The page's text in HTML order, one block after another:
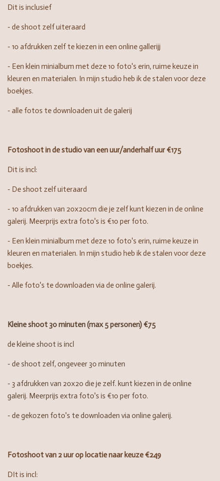
Dit is inclusief
- de shoot zelf uiteraard
- 10 afdrukken zelf te kiezen in een online gallerijj
- Een klein minialbum met deze 10 foto's erin, ruime keuze in
kleuren en materialen. In mijn studio heb ik de stalen voor deze
boekjes.
- alle fotos te downloaden uit de galerij
Fotoshoot in de studio van een uur/anderhalf uur €175
Dit is incl:
- De shoot zelf uiteraard
- 10 afdrukken van 20x20cm die je zelf kunt kiezen in de online
galerij. Meerprijs extra foto's is €10 per foto.
- Een klein minialbum met deze 10 foto's erin, ruime keuze in
kleuren en materialen. In mijn studio heb ik de stalen voor deze
boekjes.
- Alle foto's te downloaden via de online galerij.
Kleine shoot 30 minuten (max 5 personen) €75
de kleine shoot is incl
- de shoot zelf, ongeveer 30 minuten
- 3 afdrukken van 20x20 die je zelf. kunt kiezen in de online
galerij. Meerprijs extra foto's is €10 per foto.
- de gekozen foto's te downloaden via online galerij.
Fotoshoot van 2 uur op locatie naar keuze €249
DIt is incl: